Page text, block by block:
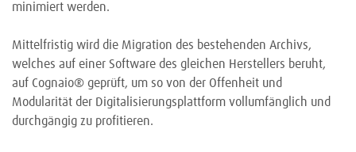
minimiert werden.
Mittelfristig wird die Migration des bestehenden Archivs,
welches auf einer Software des gleichen Herstellers beruht,
auf Cognaio® geprüft, um so von der Offenheit und
Modularität der Digitalisierungsplattform vollumfänglich und
durchgängig zu profitieren.